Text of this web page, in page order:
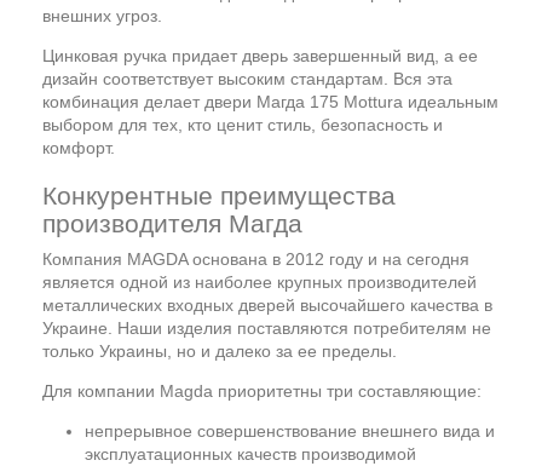
внешних угроз.
Цинковая ручка придает дверь завершенный вид, а ее
дизайн соответствует высоким стандартам. Вся эта
комбинация делает двери Магда 175 Mottura идеальным
выбором для тех, кто ценит стиль, безопасность и
комфорт.
Конкурентные преимущества
производителя Магда
Компания MAGDA основана в 2012 году и на сегодня
является одной из наиболее крупных производителей
металлических входных дверей высочайшего качества в
Украине. Наши изделия поставляются потребителям не
только Украины, но и далеко за ее пределы.
Для компании Magda приоритетны три составляющие:
непрерывное совершенствование внешнего вида и
эксплуатационных качеств производимой